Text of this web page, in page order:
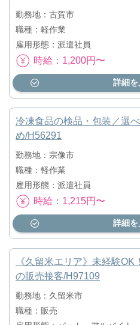
勤務地：古賀市
職種：軽作業
雇用形態：派遣社員
時給：1,200円〜
詳細を
冷凍食品の検品・包装／選
め/H56291
勤務地：宗像市
職種：軽作業
雇用形態：派遣社員
時給：1,215円〜
詳細を
《久留米エリア》未経験
の販売接客/H97109
勤務地：久留米市
職種：販売